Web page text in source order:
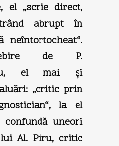
el „scrie direct,
abrupt în
neîntortocheat“.
de P.
el mai şi
„critic prin
la el
confundă uneori
Al. Piru, critic